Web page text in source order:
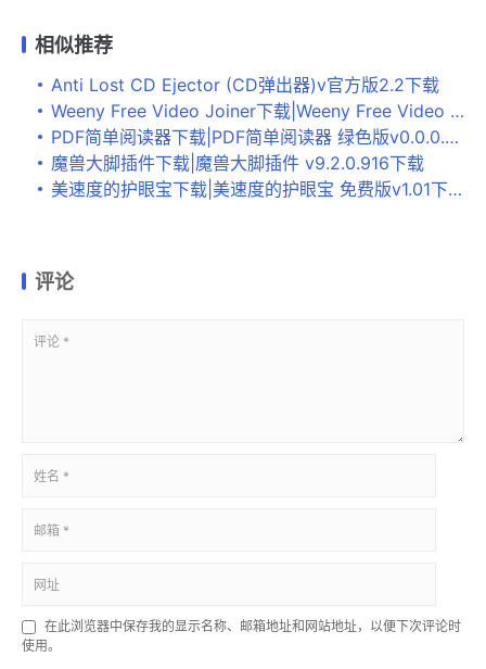
相似推荐
Anti Lost CD Ejector (CD弹出器)v官方版2.2下载
Weeny Free Video Joiner下载|Weeny Free Video Joiner 最新版1.2下载
PDF简单阅读器下载|PDF简单阅读器 绿色版v0.0.0.36下载
魔兽大脚插件下载|魔兽大脚插件 v9.2.0.916下载
美速度的护眼宝下载|美速度的护眼宝 免费版v1.01下载
评论
在此浏览器中保存我的显示名称、邮箱地址和网站地址，以便下次评论时
使用。